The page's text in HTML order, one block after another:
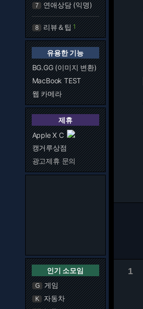
7 연애상담 (익명)
8 리뷰＆팁 1
유용한 기능
BG.GG (이미지 변환)
MacBook TEST
웹 카메라
제휴
Apple X C
캥거루상점
광고제휴 문의
인기 소모임
G 게임
K 자동차
1